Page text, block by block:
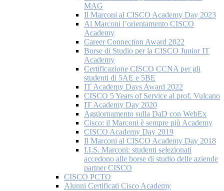
MAG
Il Marconi al CISCO Academy Day 2023
Al Marconi l’orientamento CISCO
Academy
Career Connection Award 2022
Borse di Studio per la CISCO Junior IT
Academy
Certificazione CISCO CCNA per gli
studenti di 5AE e 5BE
IT Academy Days Award 2022
CISCO 5 Years of Service al prof. Vulcano
IT Academy Day 2020
Aggiornamento sulla DaD con WebEx
Cisco: il Marconi è sempre più Academy
CISCO Academy Day 2019
Il Marconi al CISCO Academy Day 2018
I.I.S. Marconi: studenti selezionati
accedono alle borse di studio delle aziende
partner CISCO
CISCO PCTO
Alunni Certificati Cisco Academy